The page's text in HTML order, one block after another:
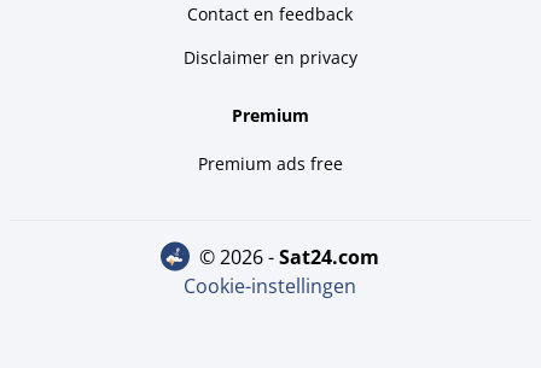
Contact en feedback
Disclaimer en privacy
Premium
Premium ads free
© 2026 - sat24.com
Cookie-instellingen